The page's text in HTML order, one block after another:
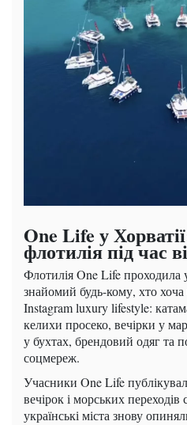
One Life у
флотилія під час
Флотилія One Life проходила
знайомий будь-кому, хто
Instagram luxury lifestyle:
келихи просеко, вечірки у
у бухтах, брендовий одяг та
соцмереж.
Учасники One Life
вечірок і морських
українські міста знову